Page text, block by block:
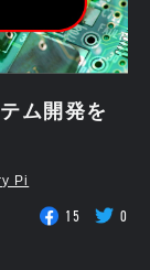
ム開発を
Pi
15 0